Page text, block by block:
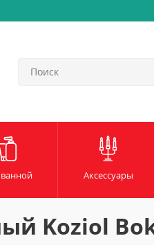
Аксессуары
Koziol